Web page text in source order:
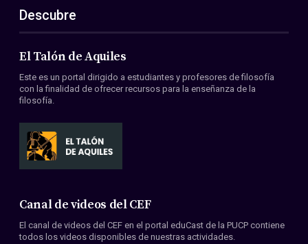
ES
EN
Acerca de nosotros
Miembros
Convenios
Descubre
El Talón de Aquiles
Este es un portal dirigido a estudiantes y profesores de filosofía
con la finalidad de ofrecer recursos para la enseñanza de la
filosofía.
Canal de videos del CEF
El canal de videos del CEF en el portal eduCast de la PUCP contiene
todos los videos disponibles de nuestras actividades.